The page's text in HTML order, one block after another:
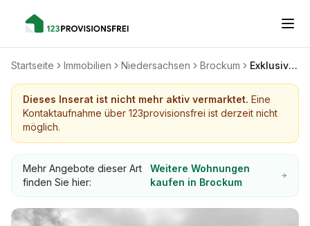
Startseite Immobilien Niedersachsen Brockum Exklusive Penthousewohnung -Neubau- / KfW 40 / Fahrstuhl mit Direktzugang
Dieses Inserat ist nicht mehr aktiv vermarktet. Eine
Kontaktaufnahme über 123provisionsfrei ist derzeit nicht
möglich.
Mehr Angebote dieser Art
finden Sie hier:
Weitere Wohnungen
kaufen in Brockum